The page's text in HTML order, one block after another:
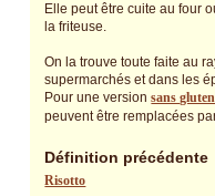
Elle peut être cuite au four
la friteuse.
On la trouve toute faite au
supermarchés et dans les
Pour une versionsans gluten
peuvent être remplacées
Définition précédente
Risotto